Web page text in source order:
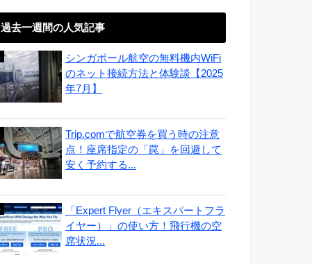
過去一週間の人気記事
シンガポール航空の無料機内WiFi
のネット接続方法と体験談【2025
年7月】
Trip.comで航空券を買う時の注意
点！座席指定の「罠」を回避して
安く予約する...
「Expert Flyer（エキスパートフラ
イヤー）」の使い方！飛行機の空
席状況...